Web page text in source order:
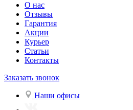
О нас
Отзывы
Гарантия
Акции
Курьер
Статьи
Контакты
Заказать звонок
Наши офисы